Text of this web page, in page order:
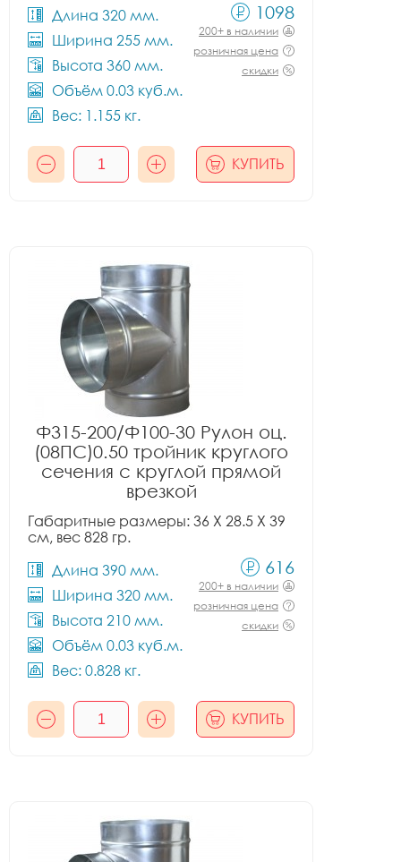
Длина 320 мм.
Ширина 255 мм.
Высота 360 мм.
Объём 0.03 куб.м.
Вес: 1.155 кг.
1098
200+ в наличии
розничная цена
скидки
КУПИТЬ
Ф315-200/Ф100-30 Рулон оц.
(08ПС)0.50 тройник круглого
сечения с круглой прямой
врезкой
Габаритные размеры: 36 X 28.5 X 39
см, вес 828 гр.
Длина 390 мм.
Ширина 320 мм.
Высота 210 мм.
Объём 0.03 куб.м.
Вес: 0.828 кг.
616
200+ в наличии
розничная цена
скидки
КУПИТЬ